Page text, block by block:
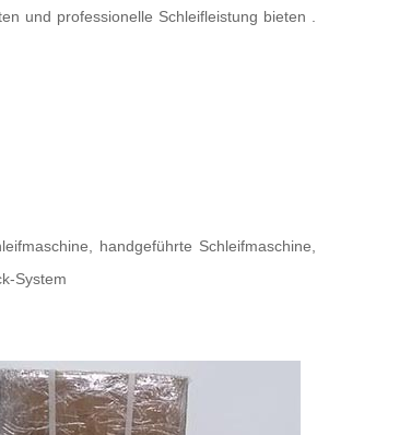
und professionelle Schleifleistung bieten .
handgeführte Schleifmaschine,
System